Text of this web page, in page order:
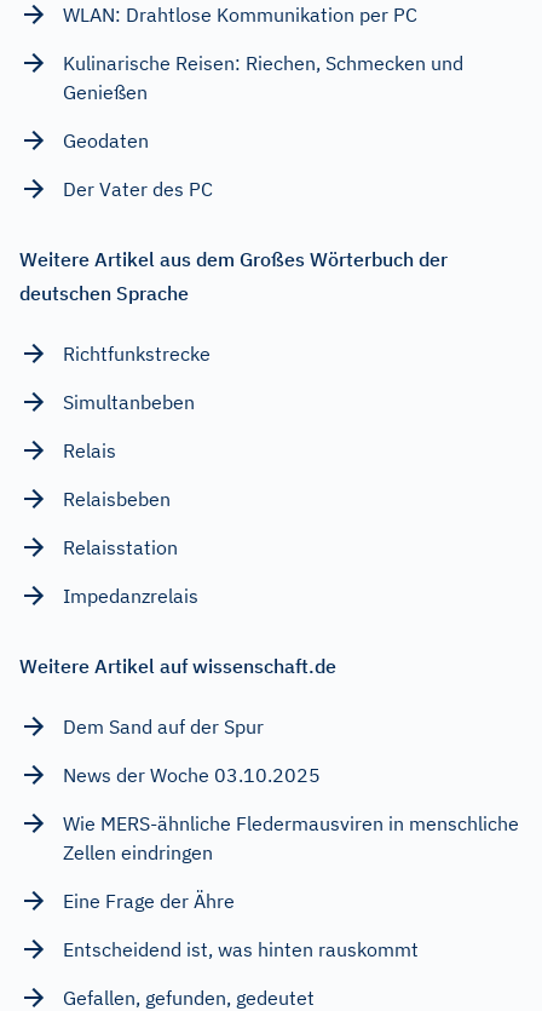
WLAN: Drahtlose Kommunikation per PC
Kulinarische Reisen: Riechen, Schmecken und
Genießen
Geodaten
Der Vater des PC
Weitere Artikel aus dem Großes Wörterbuch der
deutschen Sprache
Richtfunkstrecke
Simultanbeben
Relais
Relaisbeben
Relaisstation
Impedanzrelais
Weitere Artikel auf wissenschaft.de
Dem Sand auf der Spur
News der Woche 03.10.2025
Wie MERS-ähnliche Fledermausviren in menschliche
Zellen eindringen
Eine Frage der Ähre
Entscheidend ist, was hinten rauskommt
Gefallen, gefunden, gedeutet